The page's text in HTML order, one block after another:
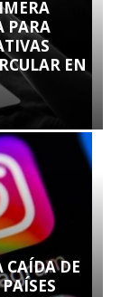
PARA
EN
CAÍDA DE